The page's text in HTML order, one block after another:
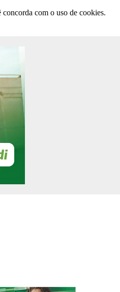
com o uso de cookies.